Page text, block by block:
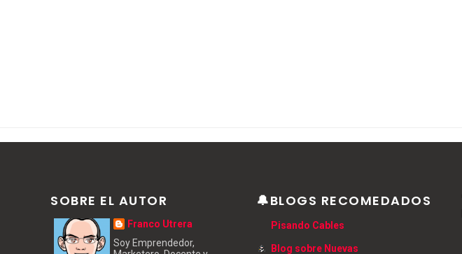
SOBRE EL AUTOR
Franco Utrera
Soy Emprendedor,
🔔BLOGS RECOMEDADOS
Pisando Cables
Blog sobre Nuevas